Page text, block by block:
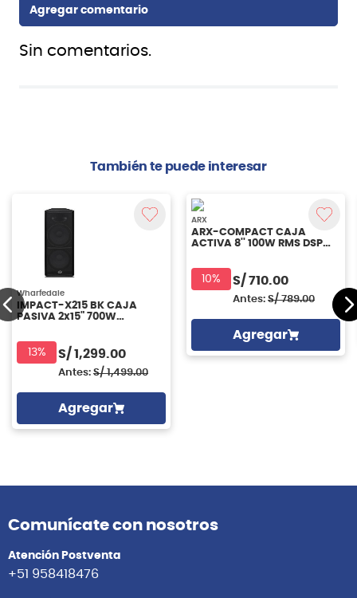
Sin comentarios.
También te puede interesar
Wharfedale
IMPACT-X215 BK CAJA
PASIVA 2x15" 700W
13% S/ 1,299.00
Antes: S/ 1,499.00
Agregar
ARX
ARX-COMPACT CAJA
ACTIVA 8'' 100W RMS DSP
10% S/ 710.00
Antes: S/ 789.00
Agregar
Comunícate con nosotros
Atención Postventa
+51 958418476